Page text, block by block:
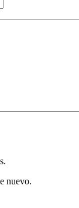
nuevo.